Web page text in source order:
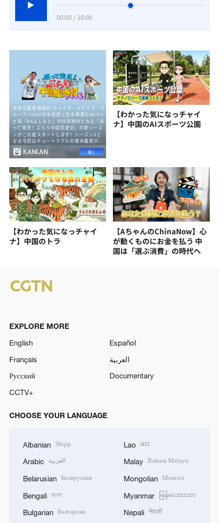
00:00 / 10:00
【わかった気になっチャイ
ナ】中国のAIスポーツ公園
【わかった気になっチャイ
ナ】中国のトラ
【AちゃんのChinaNow】心
が動くものにお金を払う 中
国は「選ぶ消費」の時代へ
EXPLORE MORE
English
Español
Français
العربية
Русский
Documentary
CCTV+
CHOOSE YOUR LANGUAGE
Albanian Shqip
Arabic العربية
Belarusian Беларуская
Bengali বাংলা
Bulgarian Български
Lao ລາວ
Malay Bahasa Melayu
Mongolian Монгол
Myanmar မြန်မာဘာသာ
Nepali नेपाली